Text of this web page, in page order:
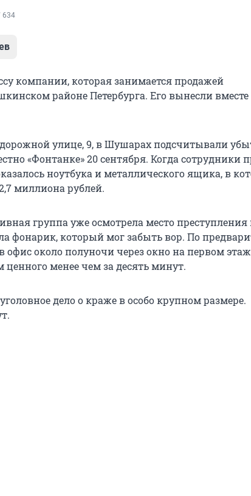
634
компании, которая занимается продажей
районе Петербурга. Его вынесли вместе
улице, 9, в Шушарах подсчитывали
«Фонтанке» 20 сентября. Когда сотрудники
ноутбука и металлического ящика, в
миллиона рублей.
группа уже осмотрела место преступления
фонарик, который мог забыть вор. По
около полуночи через окно на первом
ценного менее чем за десять минут.
дело о краже в особо крупном размере.